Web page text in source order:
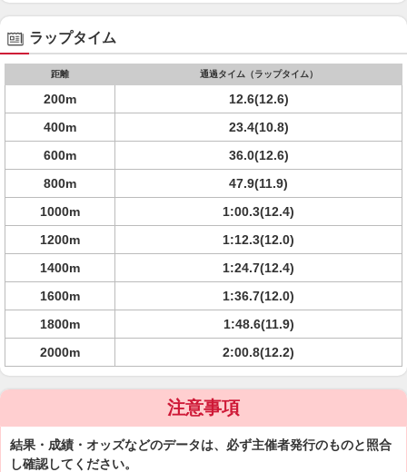
ラップタイム
距離 通過タイム（ラップタイム）
200m
12.6(12.6)
400m
23.4(10.8)
600m
36.0(12.6)
800m
47.9(11.9)
1000m
1:00.3(12.4)
1200m
1:12.3(12.0)
1400m
1:24.7(12.4)
1600m
1:36.7(12.0)
1800m
1:48.6(11.9)
2000m
2:00.8(12.2)
注意事項
結果・成績・オッズなどのデータは、必ず主催者発行のものと照合
し確認してください。